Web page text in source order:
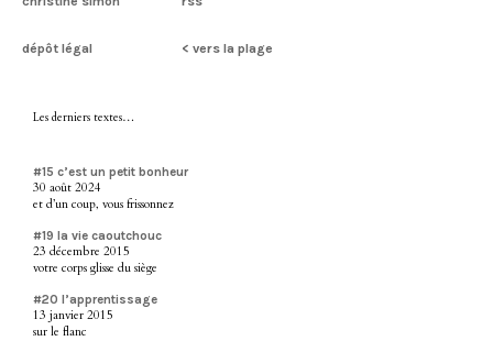
dépôt légal < vers la plage
Les derniers textes…
#15 c’est un petit bonheur
30 août 2024
et d’un coup, vous frissonnez
#19 la vie caoutchouc
23 décembre 2015
votre corps glisse du siège
#20 l’apprentissage
13 janvier 2015
sur le flanc